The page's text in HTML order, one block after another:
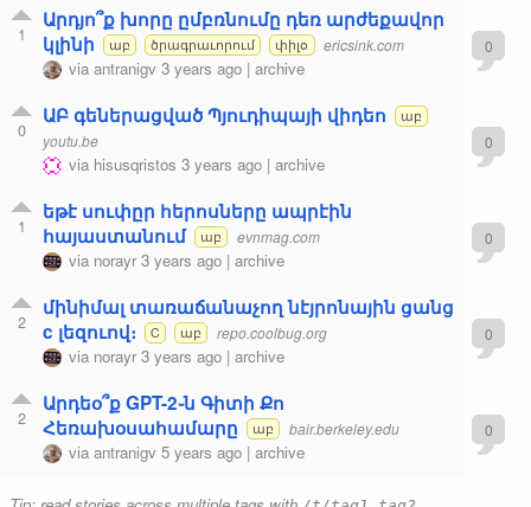
1
Արդյո՞ք խորը ըմբռնումը դեռ արժեքավոր
կլինի
աբ ծրագրաւորում փիլօ ericsink.com
via antranigv 3 years ago | archive
0
0
ԱԲ գեներացված Պյուդիպայի վիդեո աբ
youtu.be
via hisusqristos 3 years ago | archive
0
1
եթէ սուփըր հերոսները ապրէին
հայաստանում
աբ evnmag.com
via norayr 3 years ago | archive
0
2
մինիմալ տառաճանաչող նէյրոնային ցանց
c լեզուով։
C աբ repo.coolbug.org
via norayr 3 years ago | archive
0
2
Արդեօ՞ք GPT-2֊ն Գիտի Քո
Հեռախօսահամարը
աբ bair.berkeley.edu
via antranigv 5 years ago | archive
0